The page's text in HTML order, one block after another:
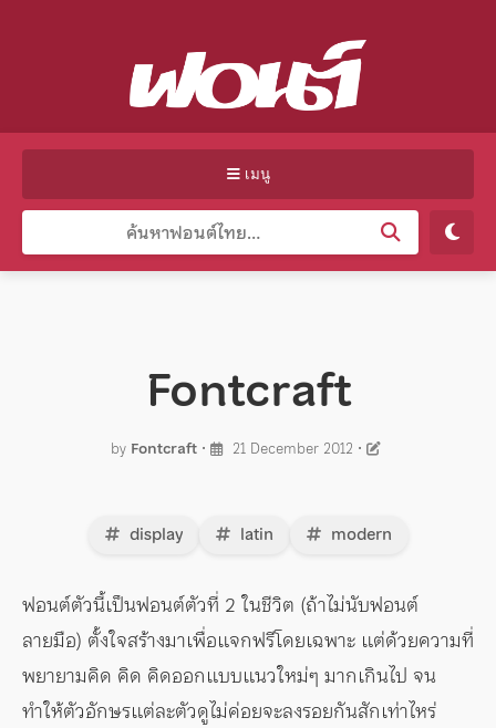
เมนู
Fontcraft
by Fontcraft• 21 December 2012 •
display latin modern
ฟอนต์ตัวนี้เป็นฟอนต์ตัวที่ 2 ในชีวิต (ถ้าไม่นับฟอนต์
ลายมือ) ตั้งใจสร้างมาเพื่อแจกฟรีโดยเฉพาะ แต่ด้วยความที่
พยายามคิด คิด คิดออกแบบแนวใหม่ๆ มากเกินไป จน
ทำให้ตัวอักษรแต่ละตัวดูไม่ค่อยจะลงรอยกันสักเท่าไหร่